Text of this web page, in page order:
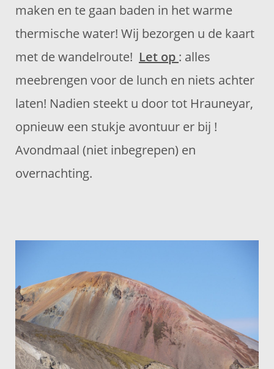
maken en te gaan baden in het warme
thermische water! Wij bezorgen u de kaart
met de wandelroute! Let op : alles
meebrengen voor de lunch en niets achter
laten! Nadien steekt u door tot Hrauneyar,
opnieuw een stukje avontuur er bij !
Avondmaal (niet inbegrepen) en
overnachting.